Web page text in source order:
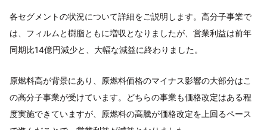
各セグメントの状況について詳細をご説明します。高分子事業で
は、フィルムと樹脂ともに増収となりましたが、営業利益は前年
同期比14億円減少と、大幅な減益に終わりました。
原燃料高が背景にあり、原燃料価格のマイナス影響の大部分はこ
の高分子事業が受けています。どちらの事業も価格改定はある程
度実施できていますが、原燃料の高騰が価格改定を上回るペース